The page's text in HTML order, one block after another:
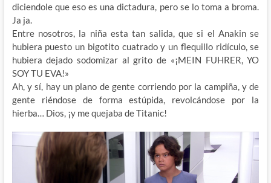
diciendole que eso es una dictadura, pero se lo toma a broma.
Ja ja.
Entre nosotros, la niña esta tan salida, que si el Anakin se
hubiera puesto un bigotito cuatrado y un flequillo ridículo, se
hubiera dejado sodomizar al grito de «¡MEIN FUHRER, YO
SOY TU EVA!»
Ah, y sí, hay un plano de gente corriendo por la campiña, y de
gente riéndose de forma estúpida, revolcándose por la
hierba… Dios, ¡y me quejaba de Titanic!